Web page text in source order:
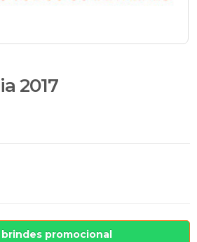
2017
brindes promocional